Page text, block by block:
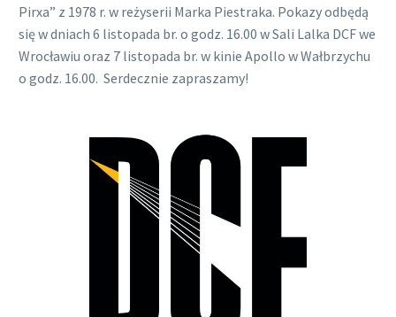
Pirxa” z 1978 r. w reżyserii Marka Piestraka. Pokazy odbędą
się w dniach 6 listopada br. o godz. 16.00 w Sali Lalka DCF we
Wrocławiu oraz 7 listopada br. w kinie Apollo w Wałbrzychu
o godz. 16.00. Serdecznie zapraszamy!